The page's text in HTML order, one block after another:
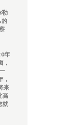
勒
的
年
，
，
来
高
就